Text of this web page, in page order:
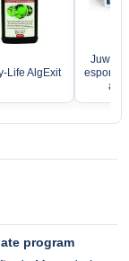
Life AlgExit
Juwel
esponja
program